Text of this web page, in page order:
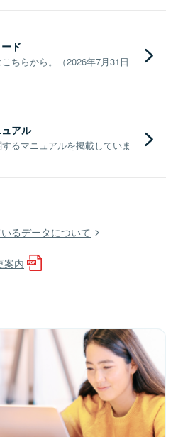
ド
ちらから。（2026年7月31日
アル
るマニュアルを掲載していま
るデータについて
案内